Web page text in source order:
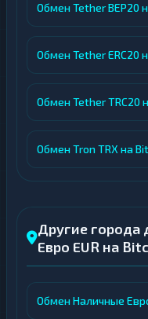
Обмен Tether BEP20
Обмен Tether ERC20
Обмен Tether TRC20
Обмен Tron TRX на
Другие города
Евро EUR на
Обмен Наличные